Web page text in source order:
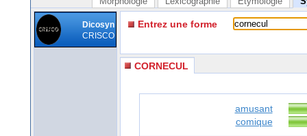
Dicosyn
CRISCO
Entrez une forme
CORNECUL
amusant
comique